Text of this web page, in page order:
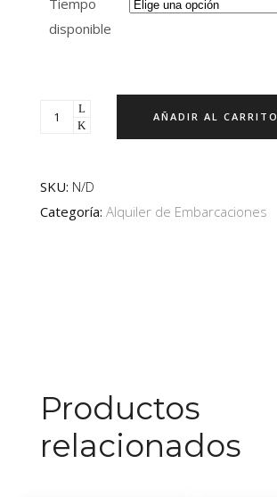
Tiempo
disponible
AÑADIR AL CARRITO
SKU: N/D
Categoría: Alquiler de Embarcaciones
Productos
relacionados